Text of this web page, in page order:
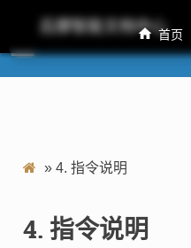
后摩智能文档中心
M50 Windows
» 4. 指令说明
4. 指令说明
首页